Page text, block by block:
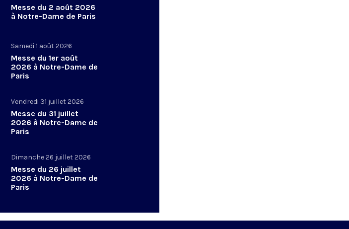
Messe du 2 août 2026
à Notre-Dame de Paris
Samedi 1 août 2026
Messe du 1er août
2026 à Notre-Dame de
Paris
Vendredi 31 juillet 2026
Messe du 31 juillet
2026 à Notre-Dame de
Paris
Dimanche 26 juillet 2026
Messe du 26 juillet
2026 à Notre-Dame de
Paris